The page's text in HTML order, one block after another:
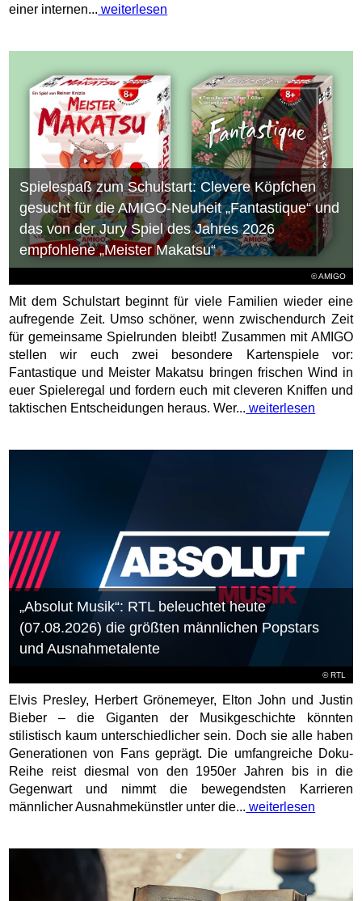
einer internen... weiterlesen
© AMIGO
Spielespaß zum Schulstart: Clevere Köpfchen
gesucht für die AMIGO-Neuheit „Fantastique“ und
das von der Jury Spiel des Jahres 2026
empfohlene „Meister Makatsu“
Mit dem Schulstart beginnt für viele Familien wieder eine
aufregende Zeit. Umso schöner, wenn zwischendurch Zeit
für gemeinsame Spielrunden bleibt! Zusammen mit AMIGO
stellen wir euch zwei besondere Kartenspiele vor:
Fantastique und Meister Makatsu bringen frischen Wind in
euer Spieleregal und fordern euch mit cleveren Kniffen und
taktischen Entscheidungen heraus. Wer... weiterlesen
©RTL
„Absolut Musik“: RTL beleuchtet heute
(07.08.2026) die größten männlichen Popstars
und Ausnahmetalente
Elvis Presley, Herbert Grönemeyer, Elton John und Justin
Bieber – die Giganten der Musikgeschichte könnten
stilistisch kaum unterschiedlicher sein. Doch sie alle haben
Generationen von Fans geprägt. Die umfangreiche Doku-
Reihe reist diesmal von den 1950er Jahren bis in die
Gegenwart und nimmt die bewegendsten Karrieren
männlicher Ausnahmekünstler unter die... weiterlesen